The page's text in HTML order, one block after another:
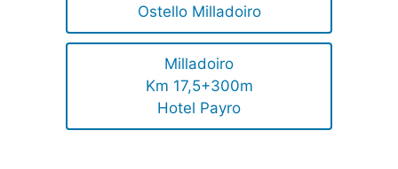
Ostello Milladoiro
Milladoiro
Km 17,5+300m
Hotel Payro